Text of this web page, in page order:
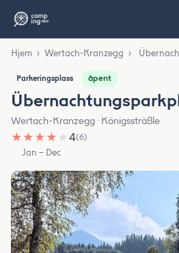
Hjem › Wertach-Kranzegg ›
Parkeringsplass åpent
Wertach-Kranzegg · Königssträßle
★ ★ ★ ★ ★4(6)
Jan – Dec